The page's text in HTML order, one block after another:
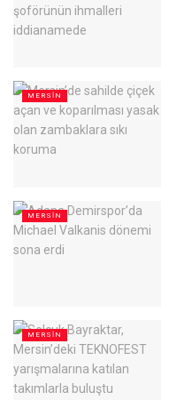
MERSIN
MERSIN
MERSIN